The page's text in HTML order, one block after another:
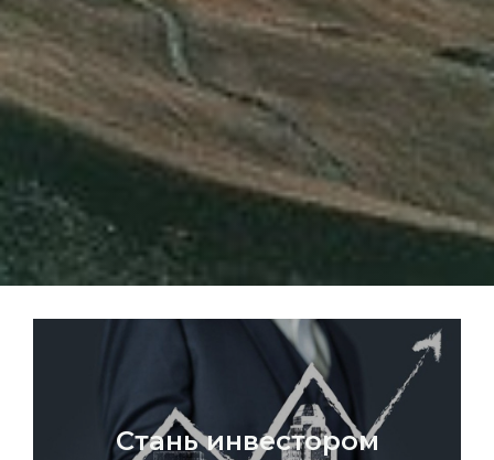
Стань инвестором